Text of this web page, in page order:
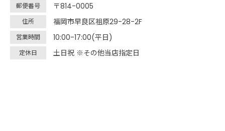
郵便番号 〒814-0005
住所 福岡市早良区祖原29-28-2F
営業時間 10:00-17:00(平日)
定休日 土日祝 ※その他当店指定日